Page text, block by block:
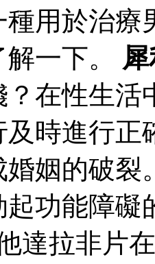
用於治療
一下。
？在性生
時進行正
姻的破裂
功能障礙
達拉非片